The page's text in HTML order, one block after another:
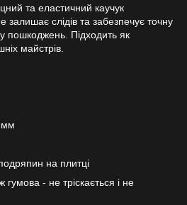
та еластичний каучук
залишає слідів та забезпечує точну
пошкоджень. Підходить як
майстрів.
мм
на плитці
гумова - не тріскається і не